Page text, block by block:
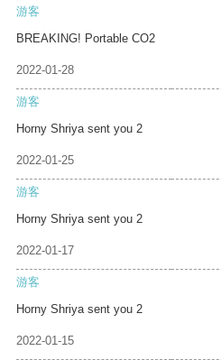
游客
BREAKING! Portable CO2
2022-01-28
游客
Horny Shriya sent you 2
2022-01-25
游客
Horny Shriya sent you 2
2022-01-17
游客
Horny Shriya sent you 2
2022-01-15